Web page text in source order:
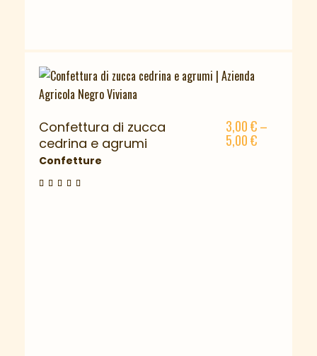
Confettura di zucca
cedrina e agrumi
Confetture
3,00€–
5,00€